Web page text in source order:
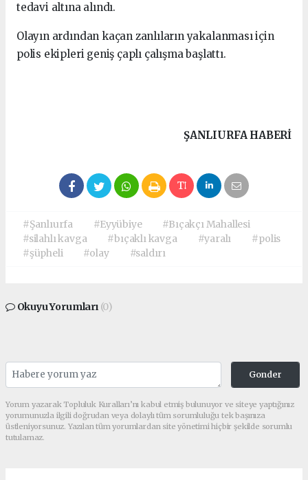
tedavi altına alındı.
Olayın ardından kaçan zanlıların yakalanması için
polis ekipleri geniş çaplı çalışma başlattı.
ŞANLIURFA HABERİ
#Şanlıurfa #Eyyübiye
#Bıçakçı Mahallesi
#silahlı kavga
#bıçaklı kavga #yaralı
#polis
#şüpheli
#olay #saldırı
Okuyu Yorumları (0)
Gonder
Yorum yazarak Topluluk Kuralları’nı kabul etmiş bulunuyor ve siteye yaptığınız
yorumunuzla ilgili doğrudan veya dolaylı tüm sorumluluğu tek başınıza
üstleniyorsunuz. Yazılan tüm yorumlardan site yönetimi hiçbir şekilde sorumlu
tutulamaz.